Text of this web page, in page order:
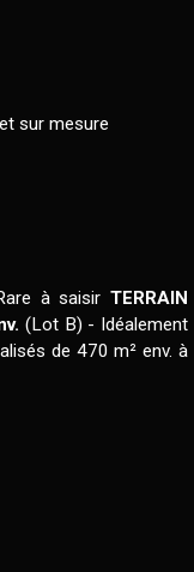
sur mesure
à saisir TERRAIN
(Lot B) - Idéalement
de 470 m² env. à